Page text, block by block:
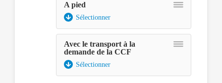
A pied
Sélectionner
Avec le transport à la
demande de la CCF
Sélectionner